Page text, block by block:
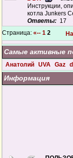
Инструкции,
котла Junkers
Ответы:
Страница: «-- 1 2
Самые активные
Анатолий UVA Gaz
Информация